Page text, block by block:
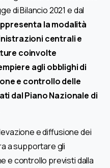
di Bilancio 2021 e dal
la modalità
centrali e
coinvolte
agli obblighi di
e controllo delle
dal Piano Nazionale di
e diffusione dei
a supportare gli
e controllo previsti dalla